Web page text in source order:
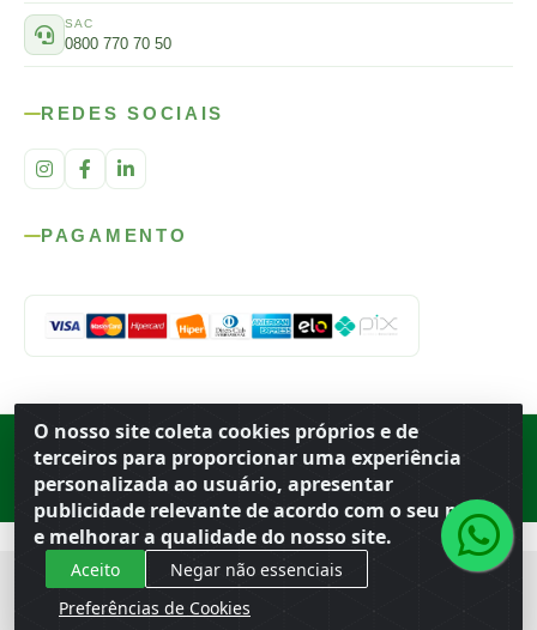
O nosso site coleta cookies próprios e de
terceiros para proporcionar uma experiência
personalizada ao usuário, apresentar
publicidade relevante de acordo com o seu perfil
e melhorar a qualidade do nosso site.
Aceito
Negar não essenciais
Preferências de Cookies
SAC
0800 770 70 50
REDES SOCIAIS
PAGAMENTO
Porto Ferreira ·BR
· CNPJ 56.679.863/0001-91
© 2026 Atacado Ideal